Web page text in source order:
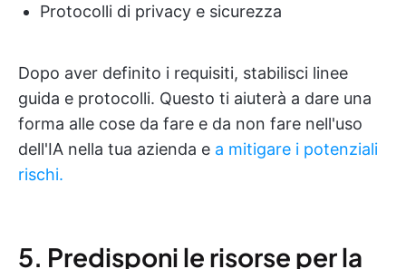
Protocolli di privacy e sicurezza
Dopo aver definito i requisiti, stabilisci linee
guida e protocolli. Questo ti aiuterà a dare una
forma alle cose da fare e da non fare nell'uso
dell'IA nella tua azienda e a mitigare i potenziali
rischi.
5. Predisponi le risorse per la